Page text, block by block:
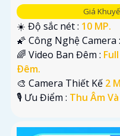
Giá
☀️ Độ sắc nét : 10 MP.
🌠 Công Nghệ Camera :
🌈 Video Ban Đêm :
Ðêm.
🎨 Camera Thiết Kế 2
️🎙 Ưu Điểm : Thu Âm